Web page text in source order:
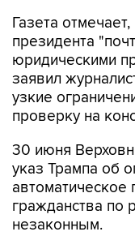
Газета
президента
юридическими
заявил
узкие
проверку на
30 июня
указ Трампа об
автоматическое
гражданства по
незаконным.